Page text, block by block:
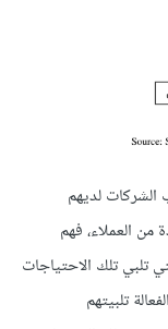
لديهم
العملاء، فهم
تلبي تلك الاحتياجات
تلبيتهم